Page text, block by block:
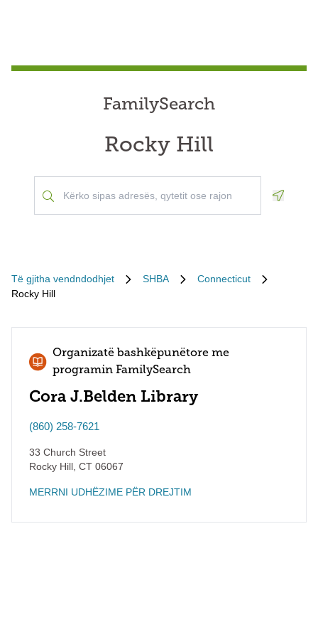
FamilySearch
Rocky Hill
Të gjitha vendndodhjet SHBA
Connecticut
Rocky Hill
Organizatë bashkëpunëtore me
programin FamilySearch
Cora J.Belden Library
(860) 258-7621
33 Church Street
Rocky Hill CT 06067
MERRNI UDHËZIME PËR DREJTIM